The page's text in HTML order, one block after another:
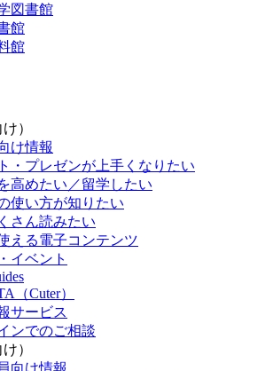
図書館
館
館
）
け情報
・プレゼンが上手くなりたい
高めたい／留学したい
使い方が知りたい
さん読みたい
える電子コンテンツ
イベント
（Cuter）
サービス
ンでのご相談
）